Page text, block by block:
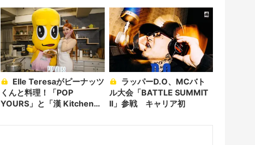
くんと料理！「POP
YOURS」と「漢 Kitchen」
ル大会「BATTLE SUMMIT
II」参戦 キャリア初